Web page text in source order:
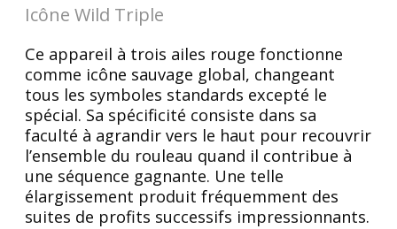
Icône Wild Triple
Ce appareil à trois ailes rouge fonctionne
comme icône sauvage global, changeant
tous les symboles standards excepté le
spécial. Sa spécificité consiste dans sa
faculté à agrandir vers le haut pour recouvrir
l’ensemble du rouleau quand il contribue à
une séquence gagnante. Une telle
élargissement produit fréquemment des
suites de profits successifs impressionnants.